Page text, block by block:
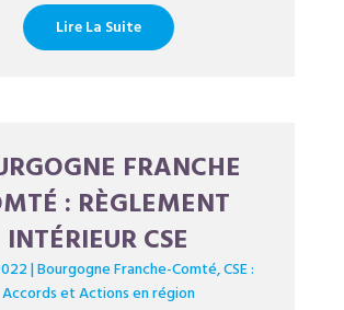
Lire La Suite
FRANCHE
: RÈGLEMENT
INTÉRIEUR CSE
|Bourgogne Franche-Comté,CSE :
Accords et Actions en région